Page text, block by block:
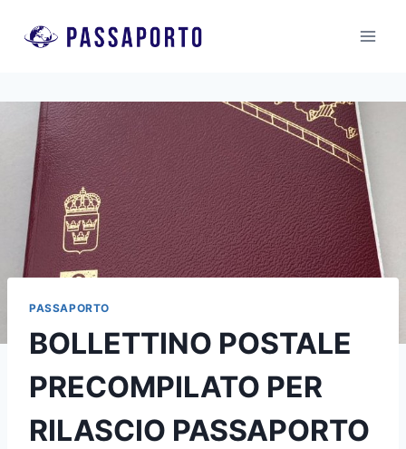
PASSAPORTO
BOLLETTINO POSTALE
PRECOMPILATO PER
RILASCIO PASSAPORTO